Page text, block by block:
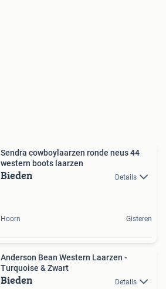
Sendra cowboylaarzen ronde neus 44
western boots laarzen
Bieden Details
Hoorn Gisteren
Anderson Bean Western Laarzen -
Turquoise & Zwart
Bieden Details